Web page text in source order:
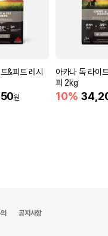
&피트 레시
원
아카나 독 라이
피 2kg
10%
공지사항